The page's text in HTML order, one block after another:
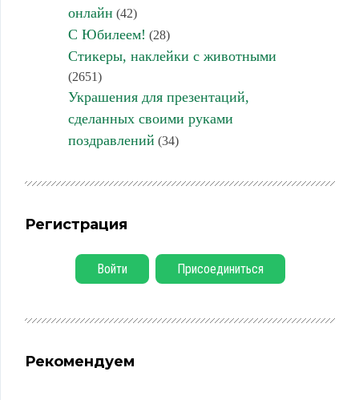
онлайн (42)
С Юбилеем! (28)
Стикеры, наклейки с животными
(2651)
Украшения для презентаций,
сделанных своими руками
поздравлений (34)
Регистрация
Войти Присоединиться
Рекомендуем